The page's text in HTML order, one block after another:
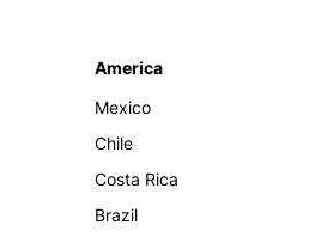
America
Mexico
Chile
Costa Rica
Brazil